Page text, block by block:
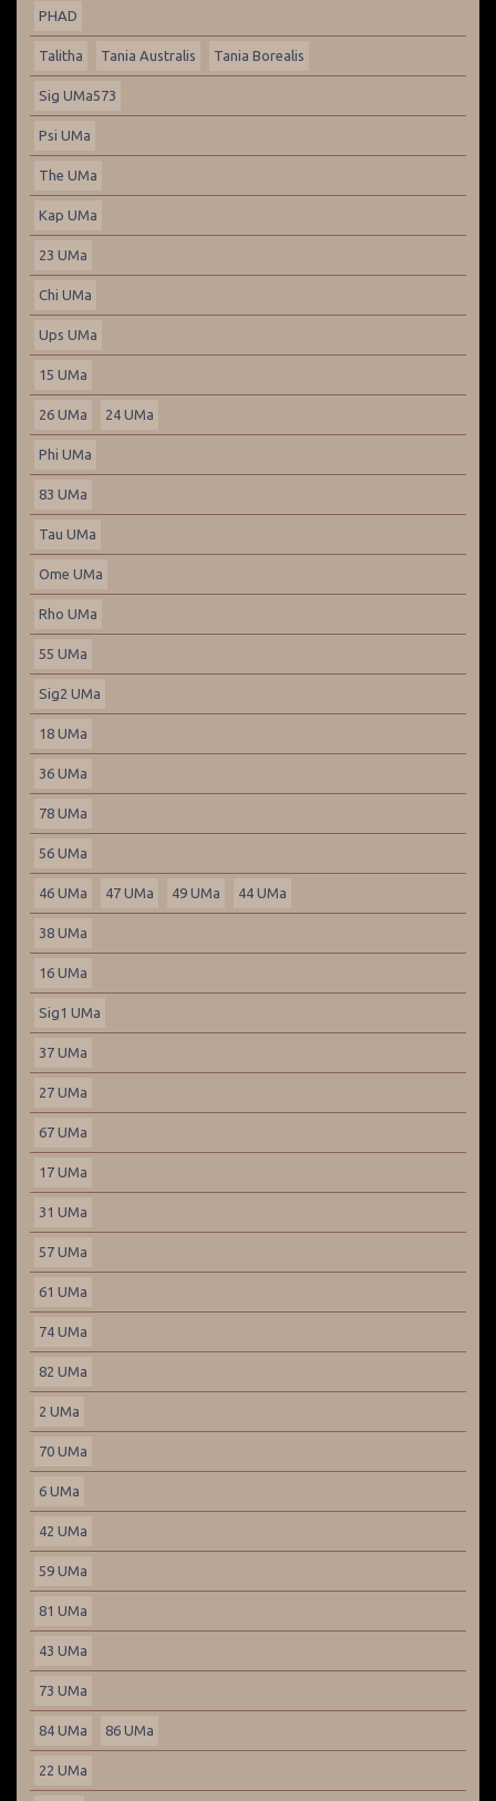
PHAD
Talitha Tania Australis Tania Borealis
Sig UMa573
Psi UMa
The UMa
Kap UMa
23 UMa
Chi UMa
Ups UMa
15 UMa
26 UMa 24 UMa
Phi UMa
83 UMa
Tau UMa
Ome UMa
Rho UMa
55 UMa
Sig2 UMa
18 UMa
36 UMa
78 UMa
56 UMa
46 UMa 47 UMa 49 UMa 44 UMa
38 UMa
16 UMa
Sig1 UMa
37 UMa
27 UMa
67 UMa
17 UMa
31 UMa
57 UMa
61 UMa
74 UMa
82 UMa
2 UMa
70 UMa
6 UMa
42 UMa
59 UMa
81 UMa
43 UMa
73 UMa
84 UMa 86 UMa
22 UMa